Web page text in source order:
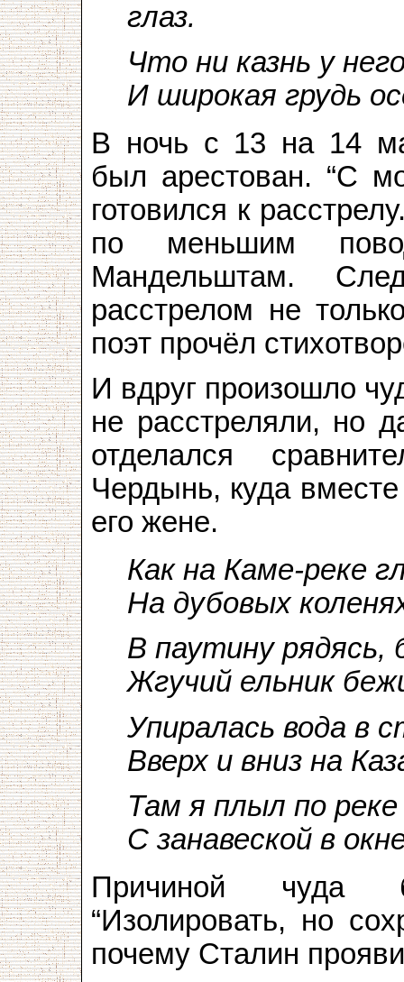
глаз.
Что ни казнь у
И широкая грудь
В ночь с 13 на 14
был арестован. “С
готовился к
по меньшим
Мандельштам.
расстрелом не
поэт прочёл
И вдруг произошло
не расстреляли, но
отделался
Чердынь, куда
его жене.
Как на Каме-реке
На дубовых
В паутину рядясь,
Жгучий ельник
Упиралась вода в
Вверх и вниз на
Там я плыл по реке
С занавеской в
Причиной чуда
“Изолировать, но
почему Сталин